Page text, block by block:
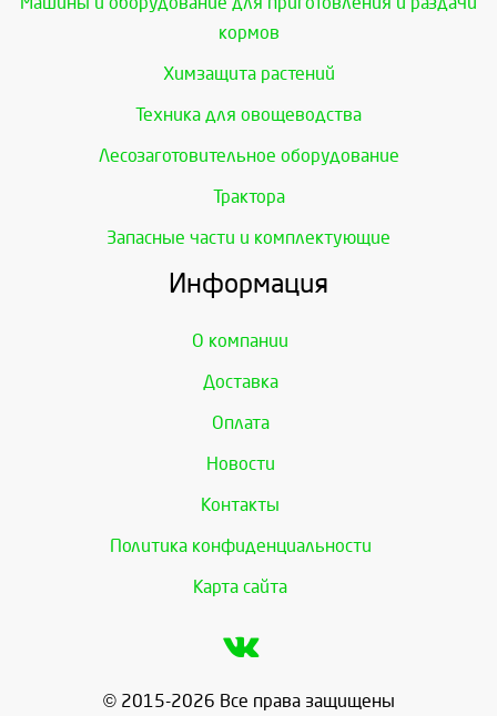
кормов
Химзащита растений
Техника для овощеводства
Лесозаготовительное оборудование
Трактора
Запасные части и комплектующие
Информация
О компании
Доставка
Оплата
Новости
Контакты
Политика конфиденциальности
Карта сайта
© 2015-2026 Все права защищены